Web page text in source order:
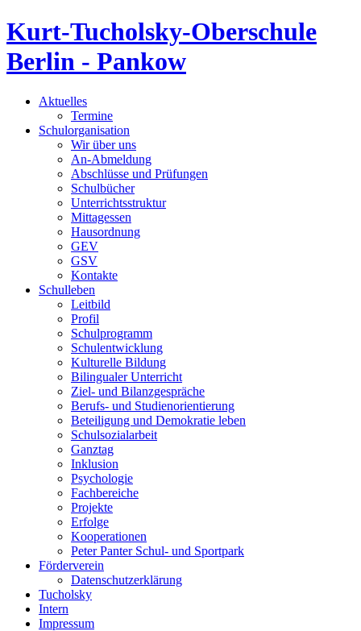
Kurt-Tucholsky-Oberschule
Berlin - Pankow
Aktuelles
Termine
Schulorganisation
Wir über uns
An-Abmeldung
Abschlüsse und Prüfungen
Schulbücher
Unterrichtsstruktur
Mittagessen
Hausordnung
GEV
GSV
Kontakte
Schulleben
Leitbild
Profil
Schulprogramm
Schulentwicklung
Kulturelle Bildung
Bilingualer Unterricht
Ziel- und Bilanzgespräche
Berufs- und Studienorientierung
Beteiligung und Demokratie leben
Schulsozialarbeit
Ganztag
Inklusion
Psychologie
Fachbereiche
Projekte
Erfolge
Kooperationen
Peter Panter Schul- und Sportpark
Förderverein
Datenschutzerklärung
Tucholsky
Intern
Impressum